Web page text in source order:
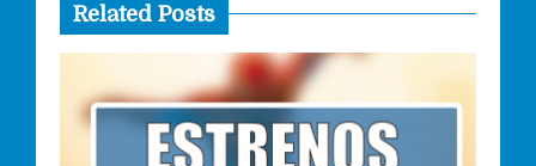
Related Posts